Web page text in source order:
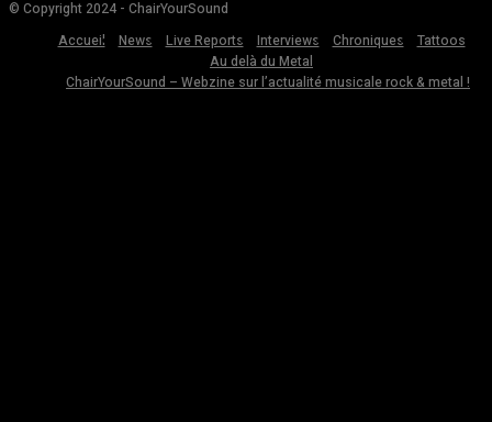
© Copyright 2024 - ChairYourSound
Accueil
News Live Reports Interviews Chroniques
Tattoos
Au delà du Metal
ChairYourSound – Webzine sur l’actualité musicale rock & metal !